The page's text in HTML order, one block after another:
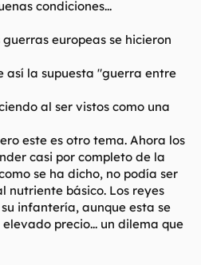
condiciones...
europeas se hicieron
así la supuesta "guerra entre
al ser vistos como una
este es otro tema. Ahora los
casi por completo de la
se ha dicho, no podía ser
nutriente básico. Los reyes
infantería, aunque esta se
precio... un dilema que